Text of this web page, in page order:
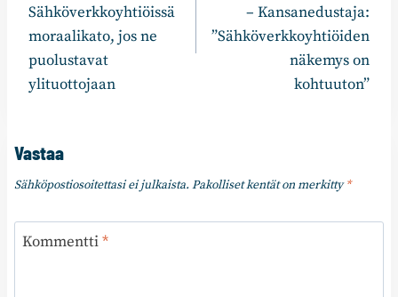
Sähköverkkoyhtiöissä
moraalikato, jos ne
puolustavat
ylituottojaan
– Kansanedustaja:
”Sähköverkkoyhtiöiden
näkemys on
kohtuuton”
Vastaa
Sähköpostiosoitettasi ei julkaista. Pakolliset kentät on merkitty*
Kommentti*